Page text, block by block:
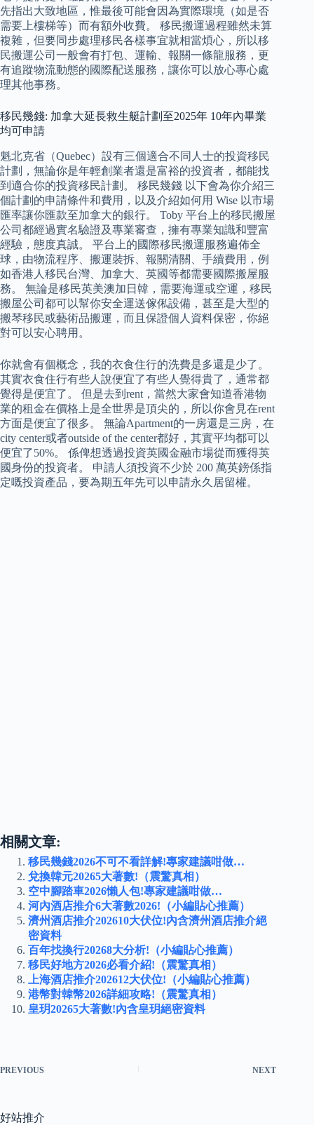
先指出大致地區，惟最後可能會因為實際環境（如是否
需要上樓梯等）而有額外收費。 移民搬運過程雖然未算
複雜，但要同步處理移民各樣事宜就相當煩心，所以移
民搬運公司一般會有打包、運輸、報關一條龍服務，更
有追蹤物流動態的國際配送服務，讓你可以放心專心處
理其他事務。
移民幾錢: 加拿大延長救生艇計劃至2025年 10年內畢業
均可申請
魁北克省（Quebec）設有三個適合不同人士的投資移民
計劃，無論你是年輕創業者還是富裕的投資者，都能找
到適合你的投資移民計劃。 移民幾錢 以下會為你介紹三
個計劃的申請條件和費用，以及介紹如何用 Wise 以市場
匯率讓你匯款至加拿大的銀行。 Toby 平台上的移民搬屋
公司都經過實名驗證及專業審查，擁有專業知識和豐富
經驗，態度真誠。 平台上的國際移民搬運服務遍佈全
球，由物流程序、搬運裝拆、報關清關、手續費用，例
如香港人移民台灣、加拿大、英國等都需要國際搬屋服
務。 無論是移民英美澳加日韓，需要海運或空運，移民
搬屋公司都可以幫你安全運送傢俬設備，甚至是大型的
搬琴移民或藝術品搬運，而且保證個人資料保密，你絕
對可以安心聘用。
你就會有個概念，我的衣食住行的洗費是多還是少了。
其實衣食住行有些人說便宜了有些人覺得貴了，通常都
覺得是便宜了。 但是去到rent，當然大家會知道香港物
業的租金在價格上是全世界是頂尖的，所以你會見在rent
方面是便宜了很多。 無論Apartment的一房還是三房，在
city center或者outside of the center都好，其實平均都可以
便宜了50%。 係俾想透過投資英國金融市場從而獲得英
國身份的投資者。 申請人須投資不少於 200 萬英鎊係指
定嘅投資產品，要為期五年先可以申請永久居留權。
相關文章:
移民幾錢2026不可不看詳解!專家建議咁做…
兌換韓元20265大著數!（震驚真相）
空中腳踏車2026懶人包!專家建議咁做…
河內酒店推介6大著數2026!（小編貼心推薦）
濟州酒店推介202610大伏位!內含濟州酒店推介絕
密資料
百年找換行20268大分析!（小編貼心推薦）
移民好地方2026必看介紹!（震驚真相）
上海酒店推介202612大伏位!（小編貼心推薦）
港幣對韓幣2026詳細攻略!（震驚真相）
皇玥20265大著數!內含皇玥絕密資料
PREVIOUS NEXT
好站推介